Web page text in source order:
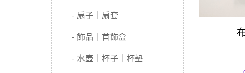
- 扇子｜扇套
- 飾品｜首飾盒
- 水壺｜杯子｜杯墊